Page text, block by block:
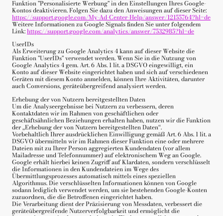
Funktion "Personalisierte Werbung" in den Einstellungen Ihres Google-
Kontos deaktivieren. Folgen Sie dazu den Anweisungen auf dieser Seite:
https://support.google.com/My-Ad-Center-Help/answer/12155764?hl=de
Weitere Informationen zu Google Signals finden Sie unter folgendem
Link:https://support.google.com/analytics/answer/7532985?hl=de
UserIDs
Als Erweiterung zu Google Analytics 4 kann auf dieser Website die
Funktion "UserIDs" verwendet werden. Wenn Sie in die Nutzung von
Google Analytics 4 gem. Art. 6 Abs. 1 lit. a DSGVO eingewilligt, ein
Konto auf dieser Website eingerichtet haben und sich auf verschiedenen
Geräten mit diesem Konto anmelden, können Ihre Aktivitäten, darunter
auch Conversions, geräteübergreifend analysiert werden.
Erhebung der von Nutzern bereitgestellten Daten
Um die Analyseergebnisse bei Nutzern zu verbessern, deren
Kontaktdaten wir im Rahmen von geschäftlichen oder
geschäftsähnlichen Beziehungen erhalten haben, nutzen wir die Funktion
der „Erhebung der von Nutzern bereitgestellten Daten“.
Vorbehaltlich Ihrer ausdrücklichen Einwilligung gemäß Art. 6 Abs. 1 lit. a
DSGVO übermitteln wir im Rahmen dieser Funktion eine oder mehrere
Dateien mit zu Ihrer Person aggregierten Kundendaten (vor allem
Mailadresse und Telefonnummer) auf elektronischem Weg an Google.
Google erhält hierbei keinen Zugriff auf Klardaten, sondern verschlüsselt
die Informationen in den Kundendateien im Wege des
Übermittlungsprozesses automatisch mittels eines speziellen
Algorithmus. Die verschlüsselten Informationen können von Google
sodann lediglich verwendet werden, um sie bestehenden Google-Konten
zuzuordnen, die die Betroffenen eingerichtet haben.
Die Verarbeitung dient der Präzisierung von Messdaten, verbessert die
geräteübergreifende Nutzerverfolgbarkeit und ermöglicht die